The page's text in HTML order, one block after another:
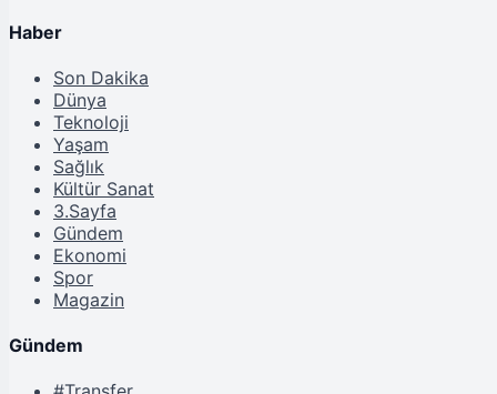
Haber
Son Dakika
Dünya
Teknoloji
Yaşam
Sağlık
Kültür Sanat
3.Sayfa
Gündem
Ekonomi
Spor
Magazin
Gündem